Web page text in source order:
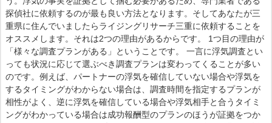
探偵社に依頼するのが最も良い方法となります。そしてあなたが三
重県に住んでいましたらライジングリサーチ三重に依頼することを
オススメします。それは2つの理由があるからです。 1つ目の理由が
「様々な調査プランがある」ということです。 一言に浮気調査とい
っても状況に応じて選ぶべき調査プランは変わってくることが多い
のです。例えば、パートナーの浮気を確信していない場合や浮気を
するタイミングがわからない場合は、調査時間を指定するプランが
相性がよく、逆に浮気を確信している場合や浮気相手と合うタイミ
ングがわかっている場合は成功報酬型のプランのほうが証拠をつか